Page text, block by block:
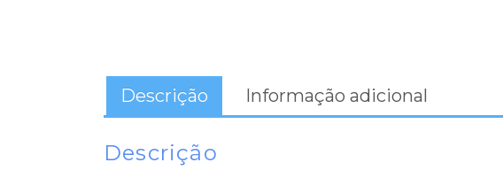
Descrição Informação adicional
Descrição